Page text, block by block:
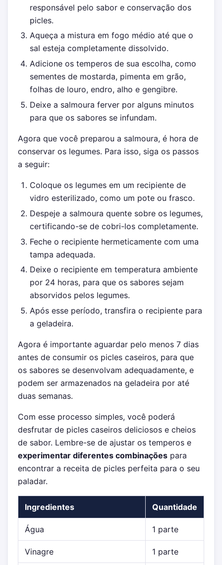
responsável pelo sabor e conservação dos
picles.
Aqueça a mistura em fogo médio até que o
sal esteja completamente dissolvido.
Adicione os temperos de sua escolha, como
sementes de mostarda, pimenta em grão,
folhas de louro, endro, alho e gengibre.
Deixe a salmoura ferver por alguns minutos
para que os sabores se infundam.
Agora que você preparou a salmoura, é hora de
conservar os legumes. Para isso, siga os passos
a seguir:
Coloque os legumes em um recipiente de
vidro esterilizado, como um pote ou frasco.
Despeje a salmoura quente sobre os legumes,
certificando-se de cobri-los completamente.
Feche o recipiente hermeticamente com uma
tampa adequada.
Deixe o recipiente em temperatura ambiente
por 24 horas, para que os sabores sejam
absorvidos pelos legumes.
Após esse período, transfira o recipiente para
a geladeira.
Agora é importante aguardar pelo menos 7 dias
antes de consumir os picles caseiros, para que
os sabores se desenvolvam adequadamente, e
podem ser armazenados na geladeira por até
duas semanas.
Com esse processo simples, você poderá
desfrutar de picles caseiros deliciosos e cheios
de sabor. Lembre-se de ajustar os temperos e
experimentar diferentes combinações para
encontrar a receita de picles perfeita para o seu
paladar.
Ingredientes Quantidade
Água 1 parte
Vinagre 1 parte